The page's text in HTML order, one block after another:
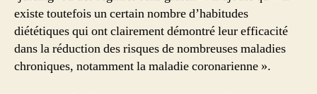
existe toutefois un certain nombre d’habitudes
diététiques qui ont clairement démontré leur efficacité
dans la réduction des risques de nombreuses maladies
chroniques, notamment la maladie coronarienne ».